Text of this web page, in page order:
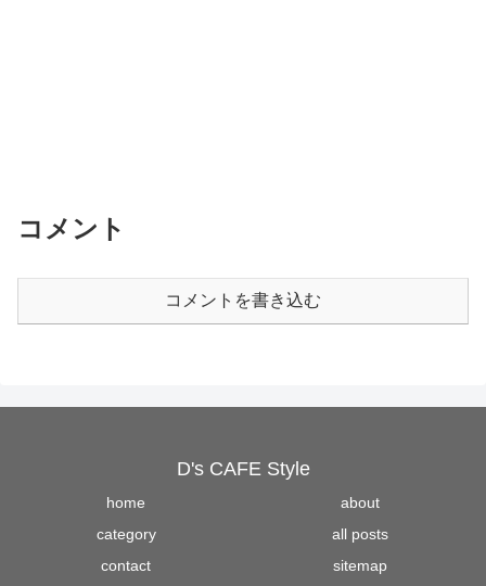
コメント
コメントを書き込む
D's CAFE Style
home
about
category
all posts
contact
sitemap